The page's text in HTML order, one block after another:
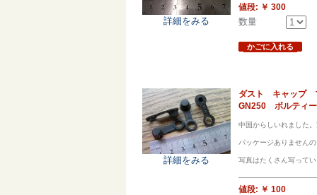
詳細をみる
値段: ￥ 300
数量
かごに入れる
詳細をみる
ダスト キャップ
GN250 ボルティ
中国からしいれました
パッケージありません
写真はたくさん写って
値段: ￥ 100